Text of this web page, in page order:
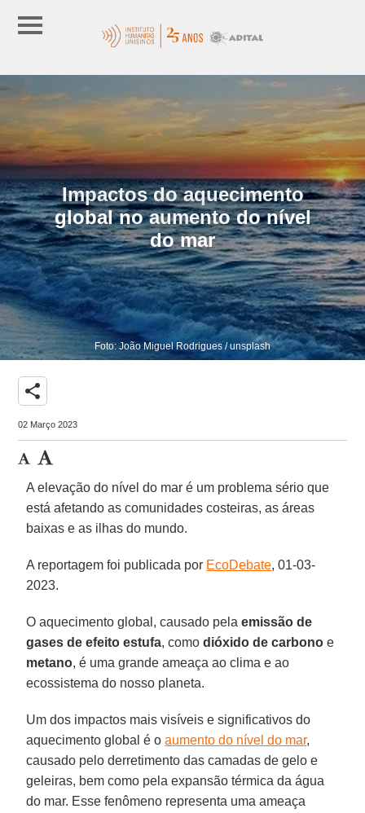
Impactos do aquecimento
global no aumento do nível
do mar
Foto: João Miguel Rodrigues / unsplash
share
02 Março 2023
A elevação do nível do mar é um problema sério que
está afetando as comunidades costeiras, as áreas
baixas e as ilhas do mundo.
A reportagem foi publicada por EcoDebate, 01-03-
2023.
O aquecimento global, causado pela emissão de
gases de efeito estufa, comodióxido de carbono e
metano, é uma grande ameaça ao clima e ao
ecossistema do nosso planeta.
Um dos impactos mais visíveis e significativos do
aquecimento global é oaumento do nível do mar,
causado pelo derretimento das camadas de gelo e
geleiras, bem como pela expansão térmica da água
do mar. Esse fenômeno representa uma ameaça